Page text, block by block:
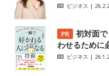
ビジネス | 26.2.2
初対面
わせるために
ビジネス |